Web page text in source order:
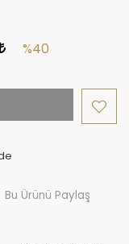
%40
Bu Ürünü Paylaş